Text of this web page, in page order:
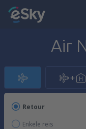
Air
Retour
Enkele reis